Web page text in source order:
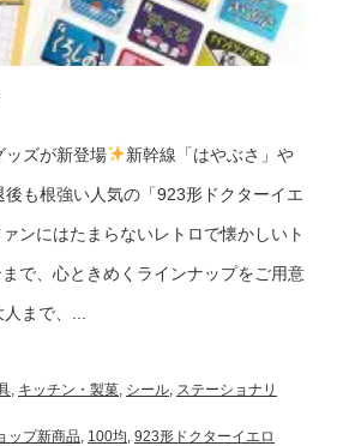
ズが新登場 新幹線「はやぶさ」や
後も根強い人気の「923形ドクターイエ
ンにはたまらないレトロで懐かしいト
で、心ときめくラインナップをご用意
まで、...
キッチン・製菓 シール ステーショナリ
ップ新商品 100均 923形ドクターイエロ